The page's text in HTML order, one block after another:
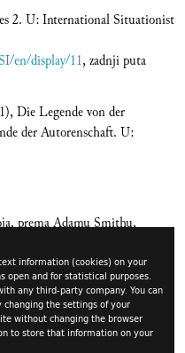
information (cookies) on your
open and for statistical purposes.
any third-party company. You can
changing the settings of your
without changing the browser
to store that information on your
2. U: International Situationist
en/display/11, zadnji puta
Die Legende von der
der Autorenschaft. U:
prema Adamu Smithu,
da egoisticne teznje nuzno